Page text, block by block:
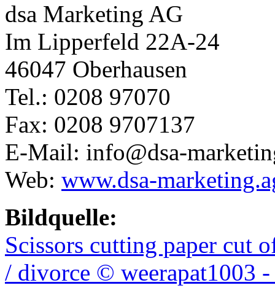
dsa Marketing AG
Im Lipperfeld 22A-24
46047 Oberhausen
Tel.: 0208 97070
Fax: 0208 9707137
E-Mail: info@dsa-
Web: www.dsa-
Bildquelle:
Scissors cutting paper cut
/ divorce © weerapat1003